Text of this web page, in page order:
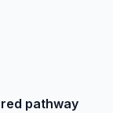
pathway